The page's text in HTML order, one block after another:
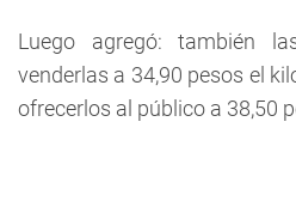
Luego agregó: también
venderlas a 34,90 pesos el
ofrecerlos al público a 38,50